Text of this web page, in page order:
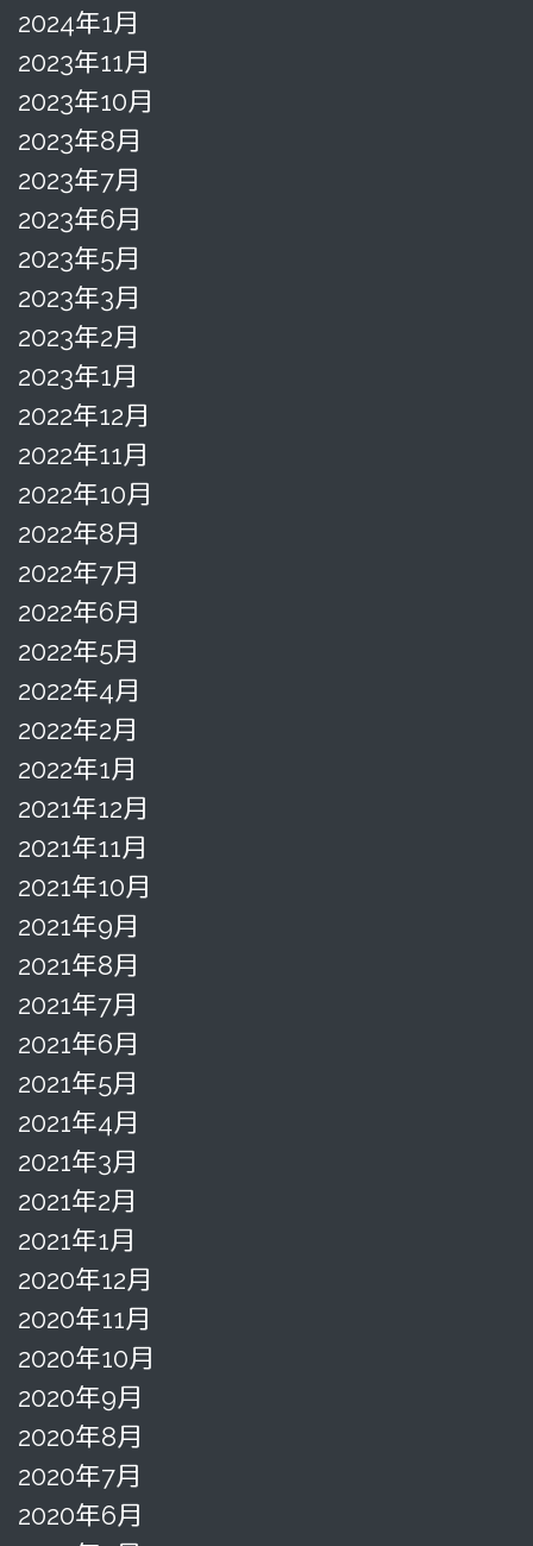
2024年1月
2023年11月
2023年10月
2023年8月
2023年7月
2023年6月
2023年5月
2023年3月
2023年2月
2023年1月
2022年12月
2022年11月
2022年10月
2022年8月
2022年7月
2022年6月
2022年5月
2022年4月
2022年2月
2022年1月
2021年12月
2021年11月
2021年10月
2021年9月
2021年8月
2021年7月
2021年6月
2021年5月
2021年4月
2021年3月
2021年2月
2021年1月
2020年12月
2020年11月
2020年10月
2020年9月
2020年8月
2020年7月
2020年6月